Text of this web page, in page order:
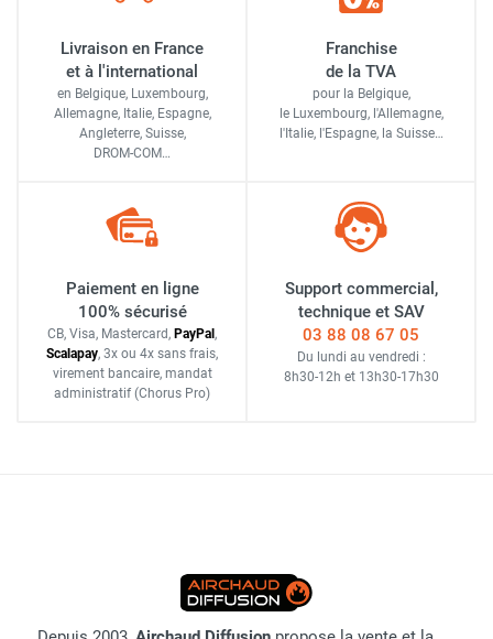
Livraison en France
et à l'international
en Belgique, Luxembourg,
Allemagne, Italie, Espagne,
Angleterre, Suisse,
DROM-COM…
Franchise
de la TVA
pour la Belgique,
le Luxembourg, l'Allemagne,
l'Italie, l'Espagne, la Suisse…
Paiement en ligne
100% sécurisé
CB, Visa, Mastercard, PayPal ,
Scalapay, 3x ou 4x sans frais,
virement bancaire, mandat
administratif (Chorus Pro)
Support commercial,
technique et SAV
03 88 08 67 05
Du lundi au vendredi :
8h30-12h et 13h30-17h30